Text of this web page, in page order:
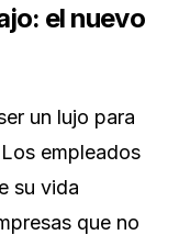
el nuevo
un lujo para
empleados
su vida
que no